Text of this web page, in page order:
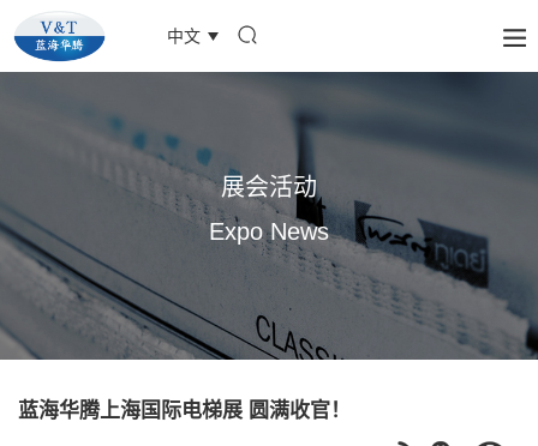
中文
展会活动
Expo News
蓝海华腾上海国际电梯展 圆满收官！